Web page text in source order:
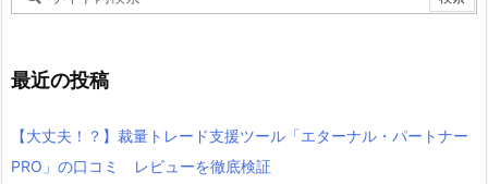
最近の投稿
【大丈夫！？】裁量トレード支援ツール「エターナル・パートナー
PRO」の口コミ レビューを徹底検証